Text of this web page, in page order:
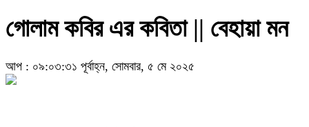
গোলাম কবির এর কবিতা || বেহায়া মন
আপ : ০৯:০৩:৩১ পূর্বাহ্ন, সোমবার, ৫ মে ২০২৫